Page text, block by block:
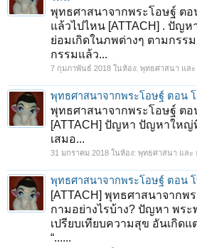
พุทธศาสนาจากพระโอษฐ์ ต
แล้วไปไหน [ATTACH] . ปัญ
ย่อมเกิดในภพต่างๆ ตามกรร
กรรมแล้ว...
7 กุมภาพันธ์ 2018 ในห้อง: พุทธศาสนา และ
พุทธศาสนาจากพระโอษฐ์ ตอน
พุทธศาสนาจากพระโอษฐ์ ต
[ATTACH] ปัญหา ปัญหาใหญ่
เสมอ...
31 มกราคม 2018 ในห้อง: พุทธศาสนา และ
พุทธศาสนาจากพระโอษฐ์ ตอน
[ATTACH] พุทธศาสนาจากพ
กามอย่างไรบ้าง? ปัญหา พระ
เปรียบเทียบความสุข อันเกิด
“......